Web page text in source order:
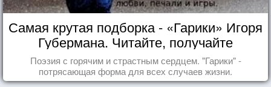
Самая крутая подборка - «Гарики» Игоря
Губермана. Читайте, получайте
удовольствие!
Поэзия с горячим и страстным сердцем. "Гарики" -
потрясающая форма для всех случаев жизни.